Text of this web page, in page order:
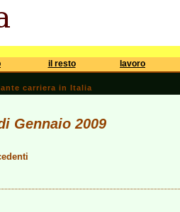
il resto lavoro
carriera in Italia
Gennaio 2009